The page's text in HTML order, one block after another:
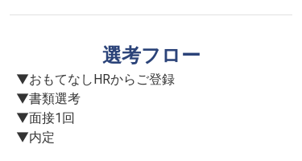
選考フロー
▼おもてなしHRからご登録
▼書類選考
▼面接1回
▼内定